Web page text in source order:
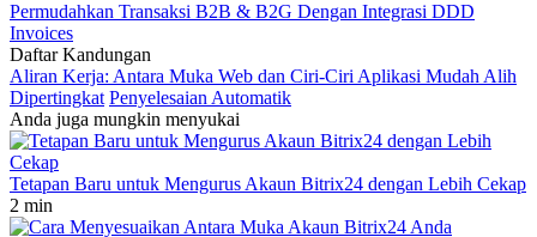
Permudahkan Transaksi B2B & B2G Dengan Integrasi DDD
Invoices
Daftar Kandungan
Aliran Kerja: Antara Muka Web dan Ciri-Ciri Aplikasi Mudah Alih
Dipertingkat Penyelesaian Automatik
Anda juga mungkin menyukai
Tetapan Baru untuk Mengurus Akaun Bitrix24 dengan Lebih Cekap
2 min